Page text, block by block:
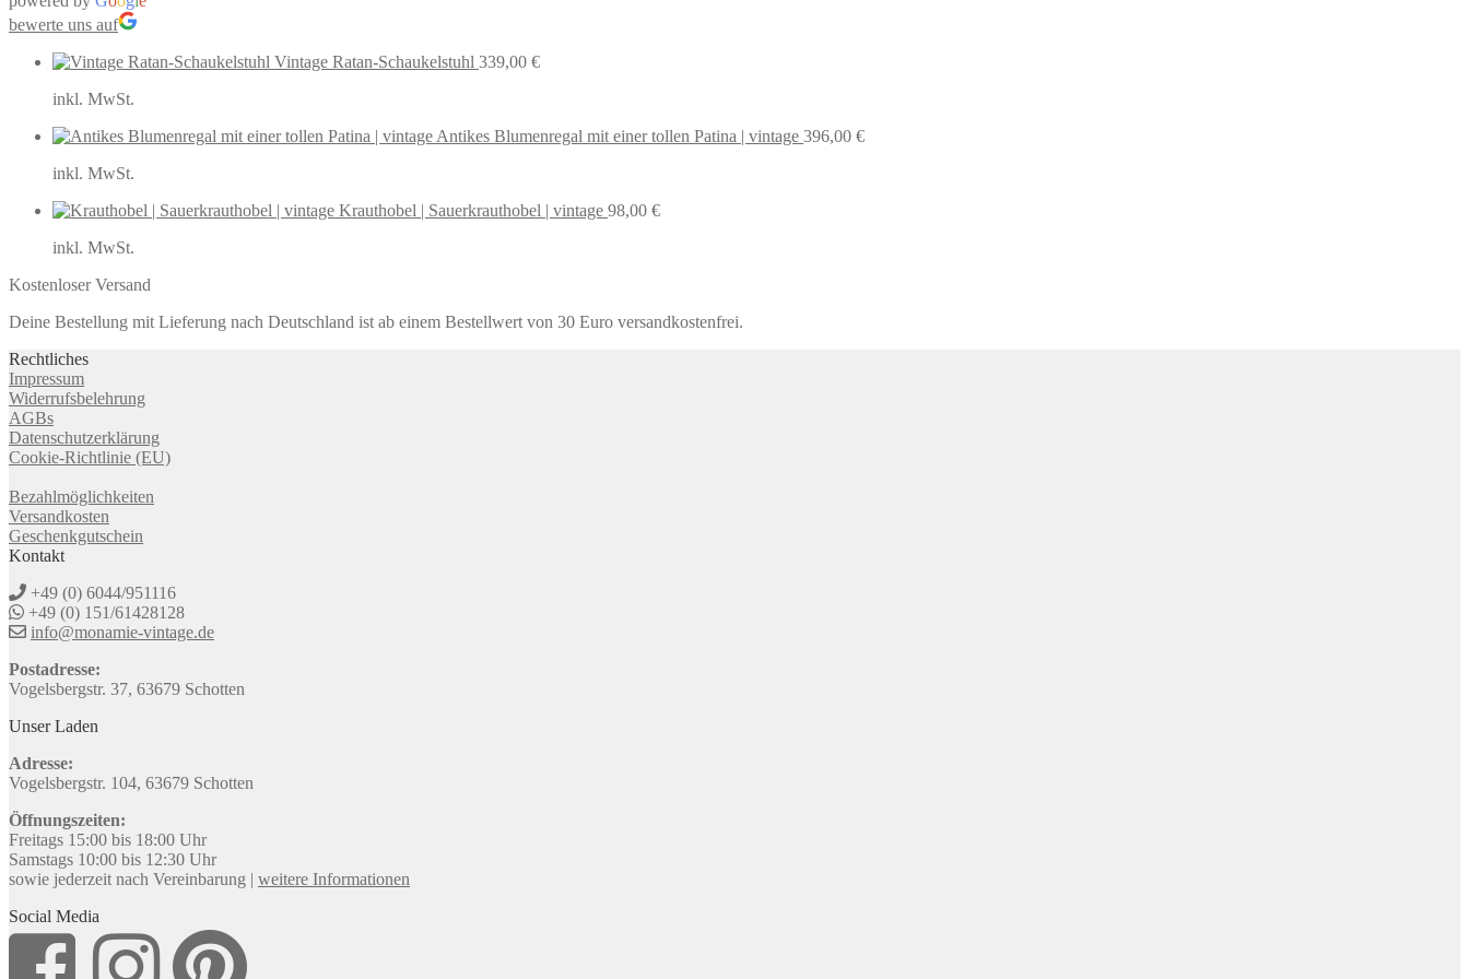
bewerte uns auf
Vintage Ratan-Schaukelstuhl 339,00 €
inkl. MwSt.
Antikes Blumenregal mit einer tollen Patina | vintage 396,00 €
inkl. MwSt.
Krauthobel | Sauerkrauthobel | vintage 98,00 €
inkl. MwSt.
Kostenloser Versand
Deine Bestellung mit Lieferung nach Deutschland ist ab einem Bestellwert von 30 Euro versandkostenfrei.
Rechtliches
Impressum
Widerrufsbelehrung
AGBs
Datenschutzerklärung
Cookie-Richtlinie (EU)
Bezahlmöglichkeiten
Versandkosten
Geschenkgutschein
Kontakt
+49 (0) 6044/951116
+49 (0) 151/61428128
info@monamie-vintage.de
Postadresse:
Vogelsbergstr. 37, 63679 Schotten
Unser Laden
Adresse:
Vogelsbergstr. 104, 63679 Schotten
Öffnungszeiten:
Freitags 15:00 bis 18:00 Uhr
Samstags 10:00 bis 12:30 Uhr
sowie jederzeit nach Vereinbarung | weitere Informationen
Social Media